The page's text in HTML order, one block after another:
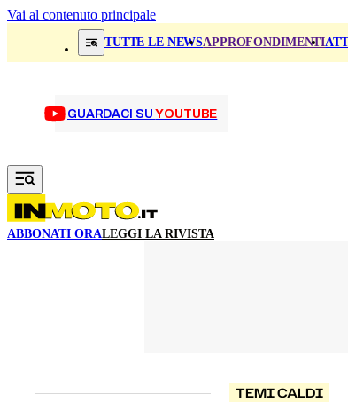
Vai al contenuto principale
TUTTE LE NEWSAPPROFONDIMENTI
GUARDACI SUYOUTUBE
ABBONATI ORALEGGI LA RIVISTA
TEMI CALDI